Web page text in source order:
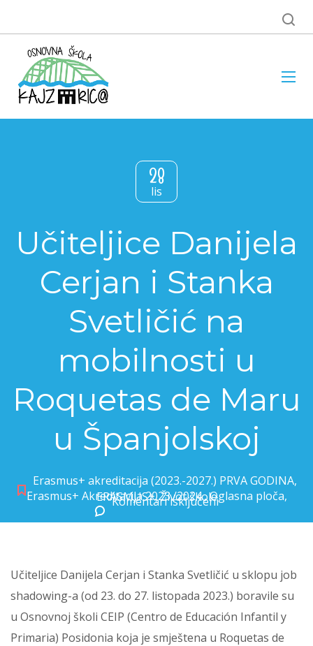
28
lis
Učiteljice Danijela
Cerjan i Stanka
Svetličić na
mobilnosti u
Roquetas de Maru
u Španjolskoj
Erasmus+ akreditacija (2023.-2027.) PRVA GODINA,
Erasmus+ Akreditacija 2023./2024.,Oglasna ploča,
ERASMUS+,Život škole
Komentari isključeni
Učiteljice Danijela Cerjan i Stanka Svetličić u sklopu job
shadowing-a (od 23. do 27. listopada 2023.) boravile su
u Osnovnoj školi CEIP (Centro de Educación Infantil y
Primaria) Posidonia koja je smještena u Roquetas de